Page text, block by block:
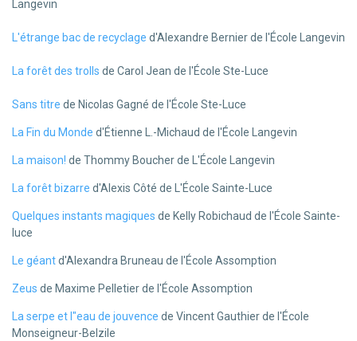
Langevin
L'étrange bac de recyclage d'Alexandre Bernier de l'École Langevin
La forêt des trolls de Carol Jean de l'École Ste-Luce
Sans titre de Nicolas Gagné de l'École Ste-Luce
La Fin du Monde d'Étienne L.-Michaud de l'École Langevin
La maison! de Thommy Boucher de L'École Langevin
La forêt bizarre d'Alexis Côté de L'École Sainte-Luce
Quelques instants magiques de Kelly Robichaud de l'École Sainte-
luce
Le géantd'Alexandra Bruneau de l'École Assomption
Zeus de Maxime Pelletier de l'École Assomption
La serpe et l"eau de jouvence de Vincent Gauthier de l'École
Monseigneur-Belzile